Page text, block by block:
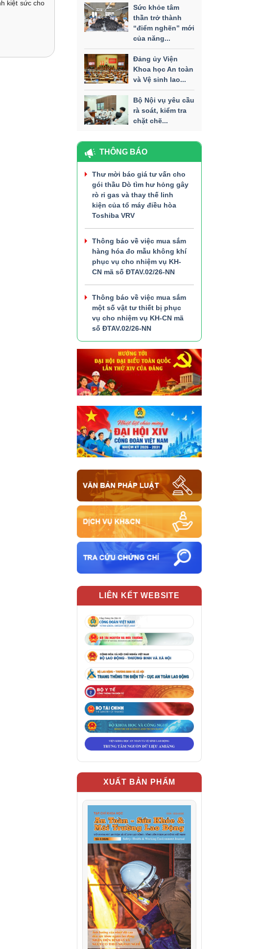
kiệt sức cho
Sức khỏe tâm
thần trở thành
“điểm nghẽn” mới
của năng...
Đảng ủy Viện
Khoa học An toàn
và Vệ sinh lao...
Bộ Nội vụ yêu cầu
rà soát, kiểm tra
chặt chẽ...
THÔNG BÁO
Thư mời báo giá tư vấn cho
gói thầu Dò tìm hư hỏng gây
rò rỉ gas và thay thế linh
kiện của tổ máy điều hòa
Toshiba VRV
Thông báo về việc mua sắm
hàng hóa đo mẫu không khí
phục vụ cho nhiệm vụ KH-
CN mã số ĐTAV.02/26-NN
Thông báo về việc mua sắm
một số vật tư thiết bị phục
vụ cho nhiệm vụ KH-CN mã
số ĐTAV.02/26-NN
LIÊN KẾT WEBSITE
XUẤT BẢN PHẨM